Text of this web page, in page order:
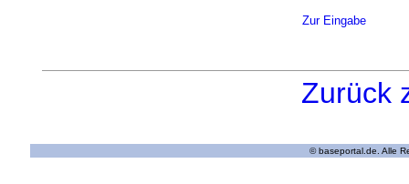
Zur Eingabe
Zurück
© baseportal.de. Alle